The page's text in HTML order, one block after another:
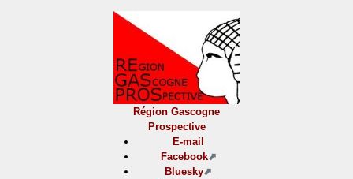
Région Gascogne
Prospective
E-mail
Facebook
Bluesky